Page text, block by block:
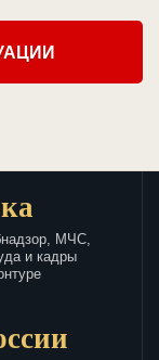
МЧС,
и кадры